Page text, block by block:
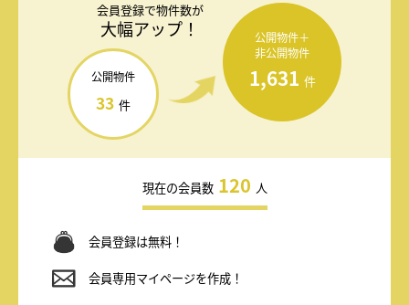
会員登録で物件数が
大幅アップ！
公開物件
33 件
公開物件＋
非公開物件
1,631 件
現在の会員数 120 人
会員登録は無料！
会員専用マイページを作成！